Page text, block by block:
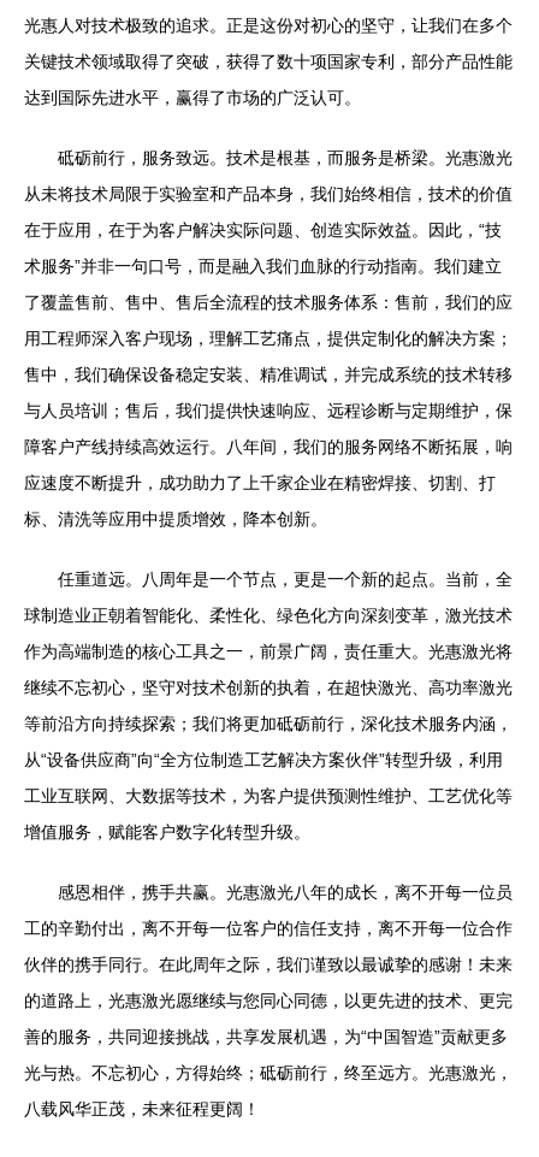
光惠人对技术极致的追求。正是这份对初心的坚守，让我们在多个
关键技术领域取得了突破，获得了数十项国家专利，部分产品性能
达到国际先进水平，赢得了市场的广泛认可。
砥砺前行，服务致远。技术是根基，而服务是桥梁。光惠激光
从未将技术局限于实验室和产品本身，我们始终相信，技术的价值
在于应用，在于为客户解决实际问题、创造实际效益。因此，“技
术服务”并非一句口号，而是融入我们血脉的行动指南。我们建立
了覆盖售前、售中、售后全流程的技术服务体系：售前，我们的应
用工程师深入客户现场，理解工艺痛点，提供定制化的解决方案；
售中，我们确保设备稳定安装、精准调试，并完成系统的技术转移
与人员培训；售后，我们提供快速响应、远程诊断与定期维护，保
障客户产线持续高效运行。八年间，我们的服务网络不断拓展，响
应速度不断提升，成功助力了上千家企业在精密焊接、切割、打
标、清洗等应用中提质增效，降本创新。
任重道远。八周年是一个节点，更是一个新的起点。当前，全
球制造业正朝着智能化、柔性化、绿色化方向深刻变革，激光技术
作为高端制造的核心工具之一，前景广阔，责任重大。光惠激光将
继续不忘初心，坚守对技术创新的执着，在超快激光、高功率激光
等前沿方向持续探索；我们将更加砥砺前行，深化技术服务内涵，
从“设备供应商”向“全方位制造工艺解决方案伙伴”转型升级，利用
工业互联网、大数据等技术，为客户提供预测性维护、工艺优化等
增值服务，赋能客户数字化转型升级。
感恩相伴，携手共赢。光惠激光八年的成长，离不开每一位员
工的辛勤付出，离不开每一位客户的信任支持，离不开每一位合作
伙伴的携手同行。在此周年之际，我们谨致以最诚挚的感谢！未来
的道路上，光惠激光愿继续与您同心同德，以更先进的技术、更完
善的服务，共同迎接挑战，共享发展机遇，为“中国智造”贡献更多
光与热。不忘初心，方得始终；砥砺前行，终至远方。光惠激光，
八载风华正茂，未来征程更阔！